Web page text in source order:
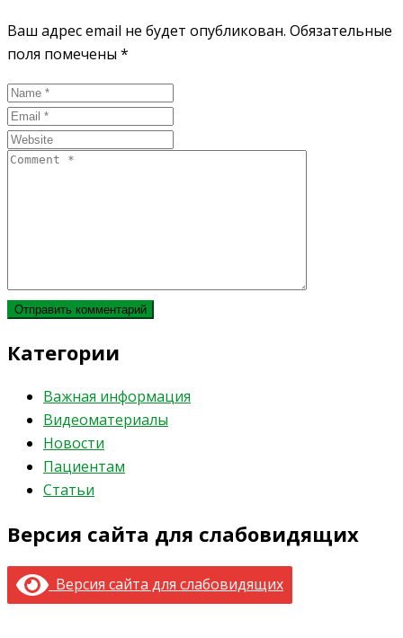
Ваш адрес email не будет опубликован. Обязательные
поля помечены *
Категории
Важная информация
Видеоматериалы
Новости
Пациентам
Статьи
Версия сайта для слабовидящих
Версия сайта для слабовидящих